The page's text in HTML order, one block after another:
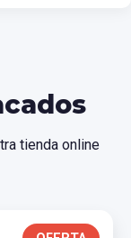
tienda online